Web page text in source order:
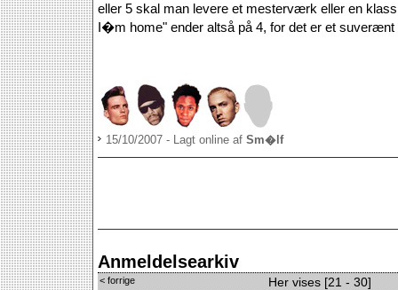
eller 5 skal man levere et mesterværk eller en
I�m home" ender altså på 4, for det er et suverænt
15/10/2007 - Lagt online af Sm�lf
Anmeldelsearkiv
< forrige
Her vises [21 - 30]